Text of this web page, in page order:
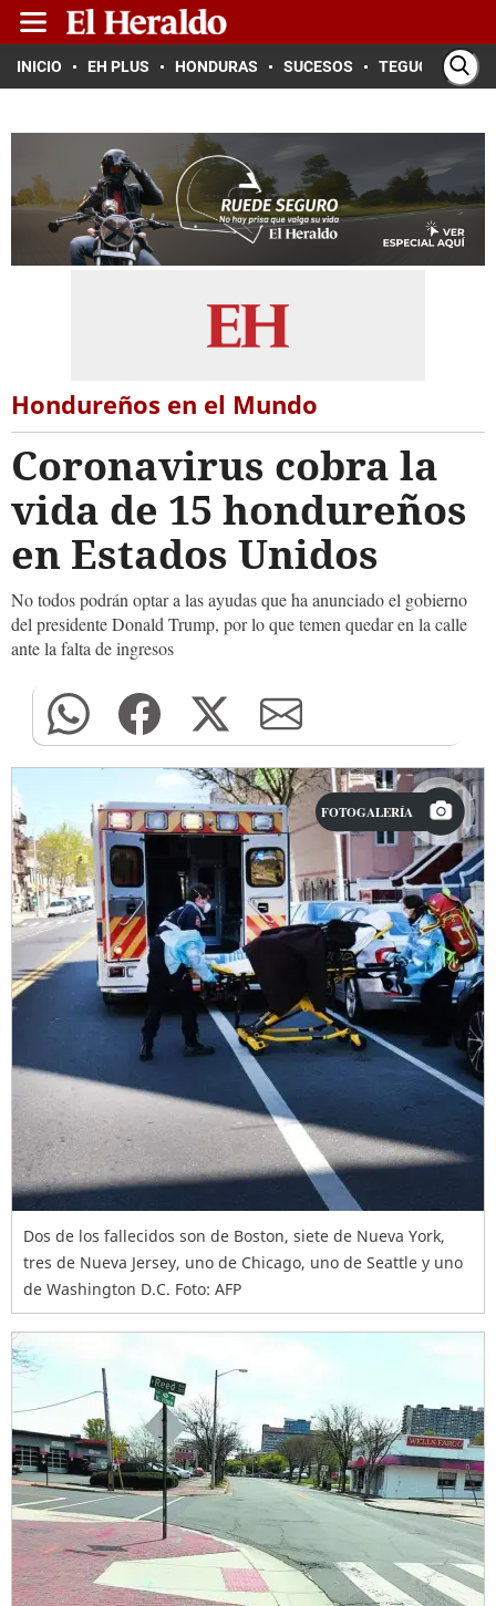
INICIO EH PLUS HONDURAS SUCESOS TEGUCIGALPA
Hondureños en el Mundo
Coronavirus cobra la
vida de 15 hondureños
en Estados Unidos
No todos podrán optar a las ayudas que ha anunciado el gobierno
del presidente Donald Trump, por lo que temen quedar en la calle
ante la falta de ingresos
FOTOGALERÍA
Dos de los fallecidos son de Boston, siete de Nueva York,
tres de Nueva Jersey, uno de Chicago, uno de Seattle y uno
de Washington D.C. Foto: AFP